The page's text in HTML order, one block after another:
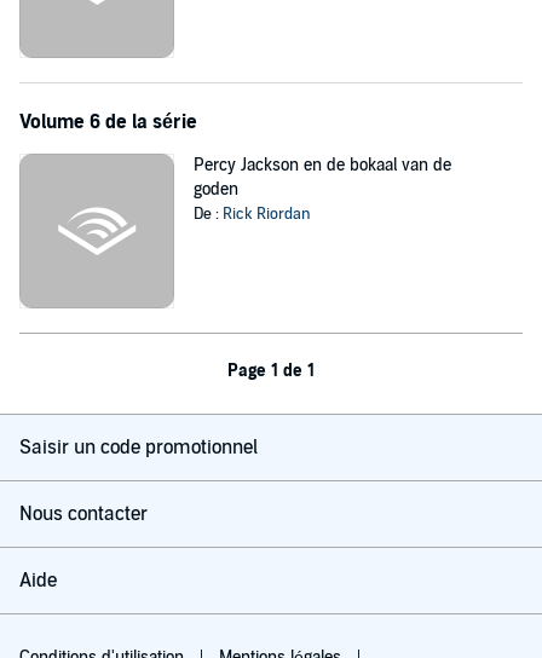
Volume 6 de la série
Percy Jackson en de bokaal van de
goden
De : Rick Riordan
Page 1 de 1
Saisir un code promotionnel
Nous contacter
Aide